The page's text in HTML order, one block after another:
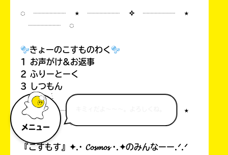
メニュー
◌ ┈┈┈┈ ⋆ ┈┈┈┈ ✧ ┈┈┈┈ ⋆
┈┈┈┈ ◌
きょーのこすものわく
1 お声がけ&お返事
2 ふりーとーく
3 しつもん
◌ ┈┈┈┈ ⋆ ┈┈┈┈ ✧ ┈┈┈┈ ⋆
┈┈┈┈ ◌
『こすもす』✦.· 𝓒𝓸𝓼𝓶𝓸𝓼 ·.✦のみんなーー.ᐟ.ᐟ